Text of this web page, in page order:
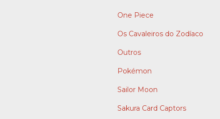
One Piece
Os Cavaleiros do Zodíaco
Outros
Pokémon
Sailor Moon
Sakura Card Captors